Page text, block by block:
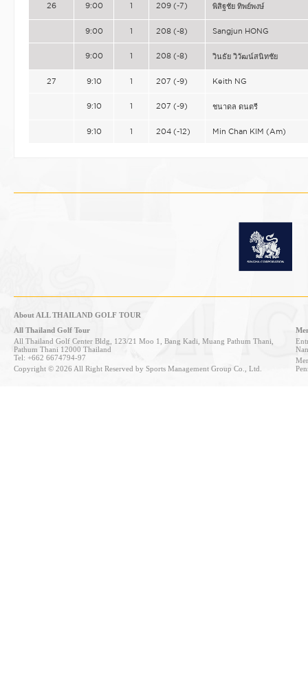
26 9:00 1 209 (-7) พิสิฐชัย ทิพย์พงษ์
9:00 1 208 (-8) Sangjun HONG
9:00 1 208 (-8) วินธัย วิวัฒน์สนิทชัย
27 9:10 1 207 (-9) Keith NG
9:10 1 207 (-9) ชนาดล ดนตรี
9:10 1 204 (-12) Min Chan KIM (Am)
About ALL THAILAND GOLF TOUR
All Thailand Golf Tour
All Thailand Golf Center Bldg, 123/21 Moo 1, Bang Kadi, Muang Pathum Thani,
Pathum Thani 12000 Thailand
Tel: +662 6674794-97
Copyright © 2026 All Right Reserved by Sports Management Group Co., Ltd.